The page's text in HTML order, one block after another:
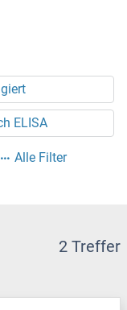
ELISA
Alle Filter
2 Treffer